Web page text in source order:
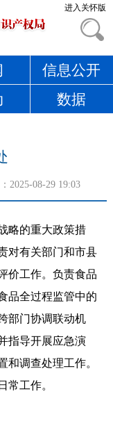
进入关怀版
信息公开
数据
2025-08-29 19:03
略的重大政策措
对有关部门和市县
价工作。负责食品
品全过程监管中的
部门协调联动机
指导开展应急演
和调查处理工作。
常工作。